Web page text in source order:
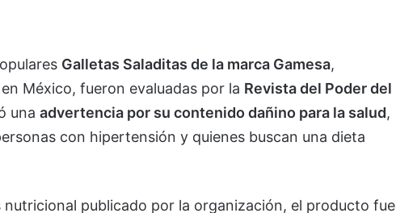
Galletas Saladitas de la marca Gamesa,
México, fueron evaluadas por la Revista del Poder del
una advertencia por su contenido dañino para la salud,
con hipertensión y quienes buscan una dieta
nutricional publicado por la organización, el producto fue